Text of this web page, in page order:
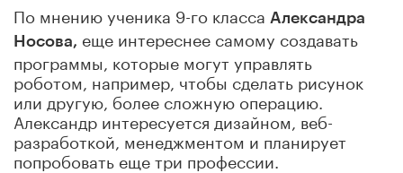
По мнению ученика 9-го класса Александра
Носова, еще интереснее самому создавать
программы, которые могут управлять
роботом, например, чтобы сделать рисунок
или другую, более сложную операцию.
Александр интересуется дизайном, веб-
разработкой, менеджментом и планирует
попробовать еще три профессии.